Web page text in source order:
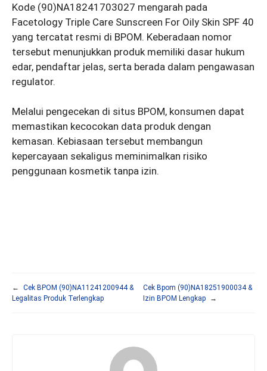
Kode (90)NA18241703027 mengarah pada
Facetology Triple Care Sunscreen For Oily Skin SPF 40
yang tercatat resmi di BPOM. Keberadaan nomor
tersebut menunjukkan produk memiliki dasar hukum
edar, pendaftar jelas, serta berada dalam pengawasan
regulator.
Melalui pengecekan di situs BPOM, konsumen dapat
memastikan kecocokan data produk dengan
kemasan. Kebiasaan tersebut membangun
kepercayaan sekaligus meminimalkan risiko
penggunaan kosmetik tanpa izin.
←
Cek BPOM (90)NA11241200944 &
Legalitas Produk Terlengkap
Cek Bpom (90)NA18251900034 &
Izin BPOM Lengkap
→